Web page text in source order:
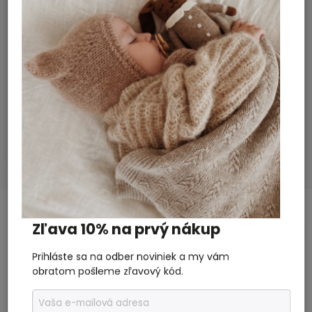
Nová holandská značka v našej ponuke
ROUTE B!
Dodatočné parametre
Kategória:
Doplnky a hračky
Záruka:
2 roky
100 % organická bavlna
Bábätko, Dievča, Dámy
SÚVISIACI TOVAR
Akcia
Zľava 10% na prvý nákup
Prihláste sa na odber noviniek a my vám
obratom pošleme zľavový kód.